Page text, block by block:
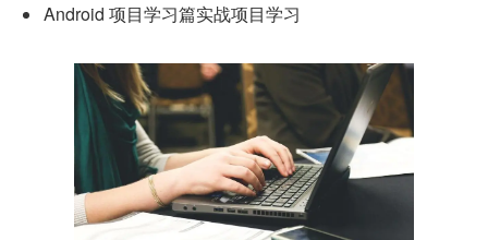
Android 项目学习篇实战项目学习